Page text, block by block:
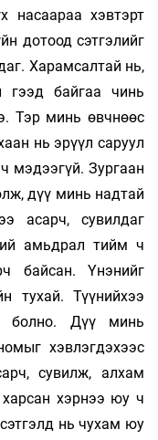
насаараа хэвтэрт
дотоод сэтгэлийг
Харамсалтай нь,
гээд байгаа чинь
Тэр минь өвчнөөс
нь эрүүл саруул
мэдээгүй. Зургаан
дүү минь надтай
асарч, сувилдаг
амьдрал тийм ч
байсан. Үнэнийг
тухай. Түүнийхээ
болно. Дүү минь
хэвлэгдэхээс
сувилж, алхам
хэрнээ юу ч
нь чухам юу